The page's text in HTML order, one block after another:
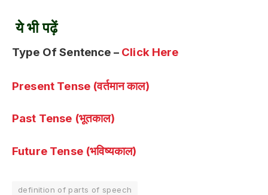
ये भी पढ़ें
Type Of Sentence –Click Here
Present Tense (वर्तमान काल)
Past Tense (भूतकाल)
Future Tense (भविष्यकाल)
definition of parts of speech